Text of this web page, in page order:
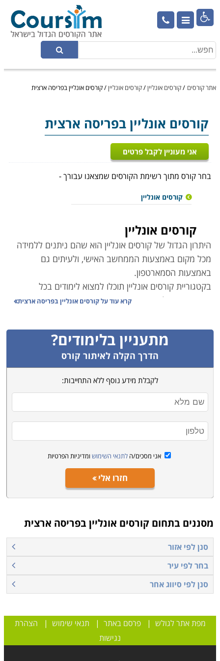

אתר קורסים /קורסים אונליין/קורסים אונליין/קורסים אונליין בפריסה ארצית
קורסים אונליין בפריסה ארצית
אני מעוניין לקבל פרטים
בחר קורס מתוך רשימת הקורסים שמצאנו עבורך -
קורסים אונליין
קורסים אונליין
היתרון הגדול של קורסים אונליין הוא שהם ניתנים ללמידה
מכל מקום באמצעות הממחשב האישי, ולעיתים גם
באמצעות הסמארטפון.
בקטגוריית קורסים אונליין תוכלו למצוא לימודים בכל
התחומים ובכל הרמות.
ושוק ההון, המחשבים והתוכנה, חינוך, עיצוב ואפילו ספורט.
קורסים רבים מועברים פרונטלית באמצעות מצלמת
המחשב ומאפשרים שיחה אינטרקטיבית בין המרצה
לתלמידים.
חלק מהקורסים הם בפורמט של קורסים מוקלטים –
הרצאות, בהם ניתן לקבל ידע נרחב בתחום המבוקש, לחזור
על חומר שנלמד ולהעמיק בידע הנרכש.
קראו בקטגוריית קורסים אונליין את פירוט הקורסים, בחרו את
הקורס המתאים, מלאו את הפרטים ונציג הקורס יצור אתכם
קשר בהקדם.
קרא עוד עלקורסים אונליין בפריסה ארצית
מתעניין בלימודים?
הדרך הקלה לאיתור קורס
לקבלת מידע נוסף ללא התחייבות:
אני מסכים/ה לתנאי השימוש ומדיניות הפרטיות
חזרו אלי
מסננים בתחום קורסים אונליין בפריסה ארצית
סנן לפי אזור
בחר לפי עיר
סנן לפי סיווג אחר
מפת אתר לגולש |פרסם באתר | תנאי שימוש | הצהרת
נגישות